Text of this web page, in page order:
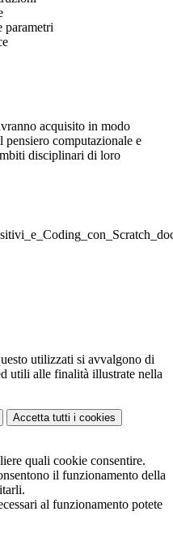
parametri
acquisito in modo
pensiero computazionale e
disciplinari di loro
utilizzati si avvalgono di
utili alle finalità illustrate nella
Accetta tutti i cookies
quali cookie consentire.
il funzionamento della
al funzionamento potete